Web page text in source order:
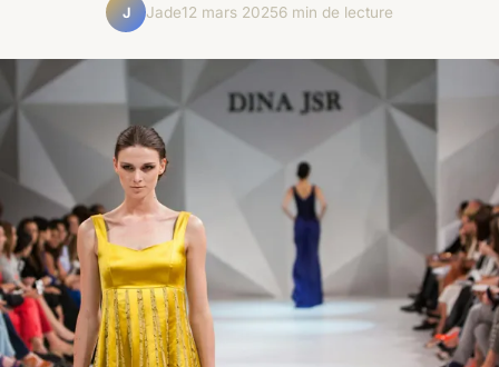
J Jade12 mars 20256 min de lecture